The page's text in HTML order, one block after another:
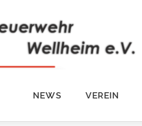
NEWS VEREIN